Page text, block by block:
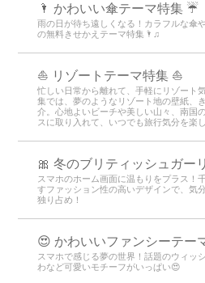
🌂 かわいい傘テーマ特集 ☔
雨の日が待ち遠しくなる！カラフルな傘
の無料きせかえテーマ特集🌂♫
⛵ リゾートテーマ特集 ⛵
忙しい日常から離れて、手軽にリゾート
集では、夢のようなリゾート地の壁紙、
介。心地よいビーチや美しい山々、南国
スに取り入れて、いつでも旅行気分を楽
🎀 冬のブリティッシュガー
スマホのホーム画面に温もりをプラス！
すファッション性の高いデザインで、気
独り占め！
😍 かわいいファンシーテー
スマホで感じる夢の世界！話題のウィッ
わなど可愛いモチーフがいっぱい😍